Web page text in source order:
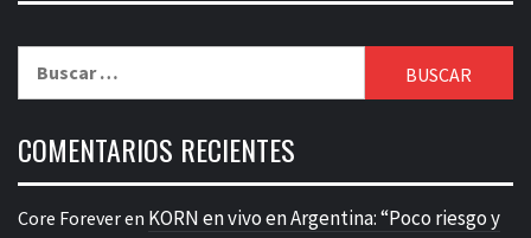
COMENTARIOS RECIENTES
Core Foreveren KORN en vivo en Argentina: “Poco riesgo y